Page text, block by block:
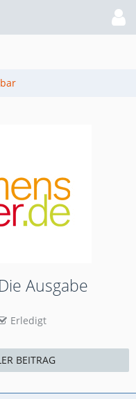
Ausgabe
Erledigt
BEITRAG